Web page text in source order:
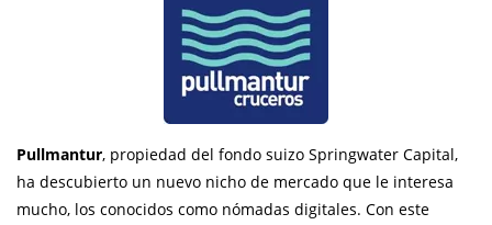
Pullmantur, propiedad del fondo suizo Springwater Capital,
ha descubierto un nuevo nicho de mercado que le interesa
mucho, los conocidos como nómadas digitales. Con este